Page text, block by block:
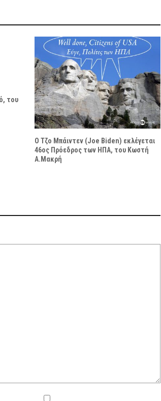
του
Ο Τζο Μπάιντεν (Joe Biden) εκλέγεται
46ος Πρόεδρος των ΗΠΑ, του Κωστή
Α.Μακρή